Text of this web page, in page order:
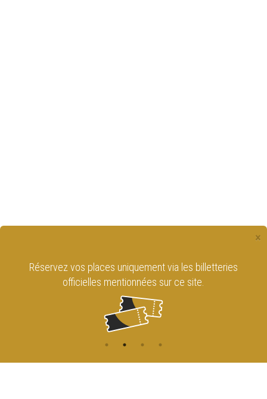
×
Réservez vos places uniquement via les billetteries
officielles mentionnées sur ce site.